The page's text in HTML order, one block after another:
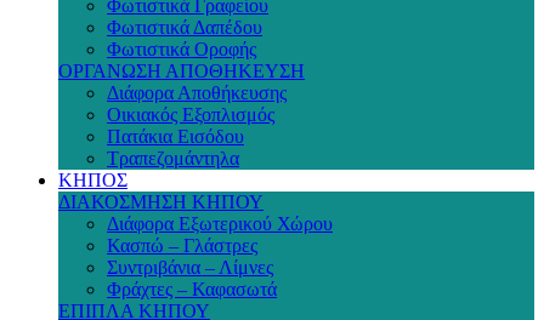
Φωτιστικά Γραφείου
Φωτιστικά Δαπέδου
Φωτιστικά Οροφής
ΟΡΓΑΝΩΣΗ ΑΠΟΘΗΚΕΥΣΗ
Διάφορα Αποθήκευσης
Οικιακός Εξοπλισμός
Πατάκια Εισόδου
Τραπεζομάντηλα
ΚΗΠΟΣ
ΔΙΑΚΟΣΜΗΣΗ ΚΗΠΟΥ
Διάφορα Εξωτερικού Χώρου
Κασπώ – Γλάστρες
Συντριβάνια – Λίμνες
Φράχτες – Καφασωτά
ΕΠΙΠΛΑ ΚΗΠΟΥ